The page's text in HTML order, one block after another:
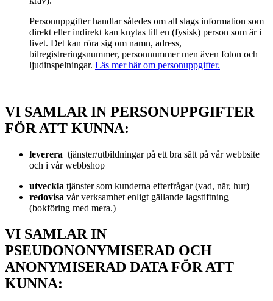
Personuppgifter handlar således om all slags information som
direkt eller indirekt kan knytas till en (fysisk) person som är i
livet. Det kan röra sig om namn, adress,
bilregistreringsnummer, personnummer men även foton och
ljudinspelningar. Läs mer här om personuppgifter.
VI SAMLAR IN PERSONUPPGIFTER
FÖR ATT KUNNA:
leverera tjänster/utbildningar på ett bra sätt på vår webbsite
och i vår webbshop
utveckla tjänster som kunderna efterfrågar (vad, när, hur)
redovisa vår verksamhet enligt gällande lagstiftning
(bokföring med mera.)
VI SAMLAR IN
PSEUDONONYMISERAD OCH
ANONYMISERAD DATA FÖR ATT
KUNNA: